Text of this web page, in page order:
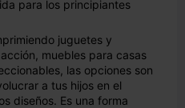
para los principiantes
juguetes y
muebles para casas
las opciones son
a tus hijos en el
diseños. Es una forma